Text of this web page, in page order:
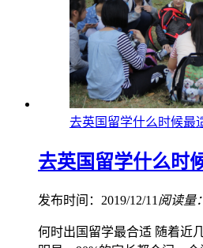
去英国留学什么时候最
去英国留学什么时
发布时间：2019/12/11 阅读量
何时出国留学最合适 随着近